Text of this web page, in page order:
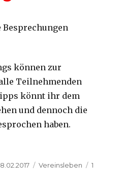
können zur
Teilnehmenden
könnt ihr dem
und dennoch die
haben.
abhalten“
Kategorien
Vereinsleben
1